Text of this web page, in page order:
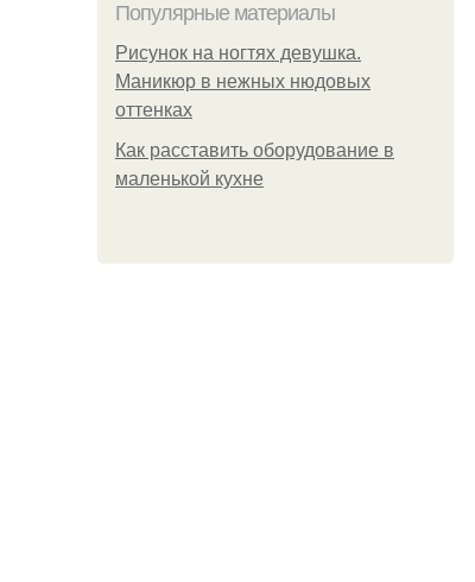
Популярные материалы
Рисунок на ногтях девушка.
Маникюр в нежных нюдовых
оттенках
Как расставить оборудование в
маленькой кухне